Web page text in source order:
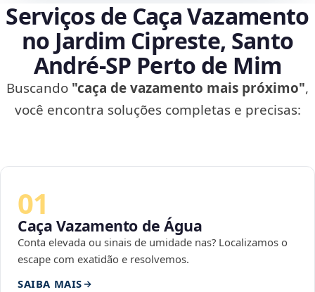
Serviços de Caça Vazamento
no Jardim Cipreste, Santo
André‑SP Perto de Mim
Buscando "caça de vazamento mais próximo",
você encontra soluções completas e precisas:
01
Caça Vazamento de Água
Conta elevada ou sinais de umidade nas? Localizamos o
escape com exatidão e resolvemos.
SAIBA MAIS